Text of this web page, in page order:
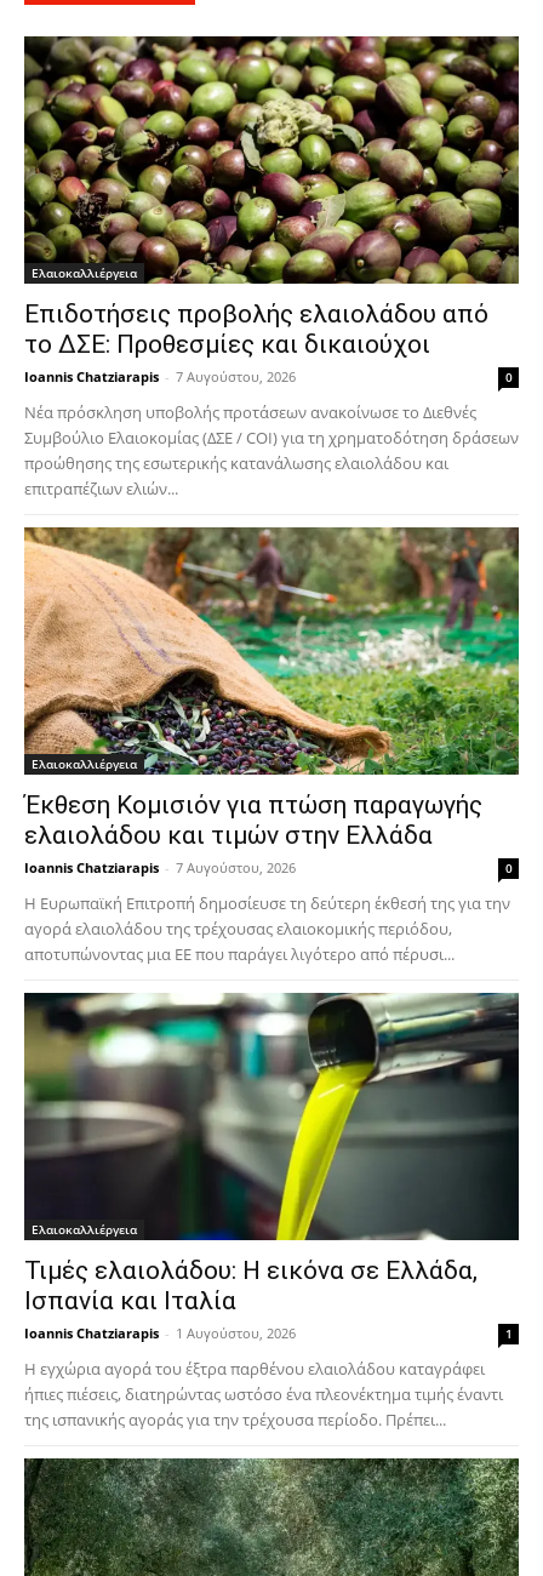
Ελαιοκαλλιέργεια
Επιδοτήσεις προβολής ελαιολάδου από
το ΔΣΕ: Προθεσμίες και δικαιούχοι
Ioannis Chatziarapis - 7 Αυγούστου, 2026 0
Νέα πρόσκληση υποβολής προτάσεων ανακοίνωσε το Διεθνές
Συμβούλιο Ελαιοκομίας (ΔΣΕ / COI) για τη χρηματοδότηση δράσεων
προώθησης της εσωτερικής κατανάλωσης ελαιολάδου και
επιτραπέζιων ελιών...
Ελαιοκαλλιέργεια
Έκθεση Κομισιόν για πτώση παραγωγής
ελαιολάδου και τιμών στην Ελλάδα
Ioannis Chatziarapis - 7 Αυγούστου, 2026 0
Η Ευρωπαϊκή Επιτροπή δημοσίευσε τη δεύτερη έκθεσή της για την
αγορά ελαιολάδου της τρέχουσας ελαιοκομικής περιόδου,
αποτυπώνοντας μια ΕΕ που παράγει λιγότερο από πέρυσι...
Ελαιοκαλλιέργεια
Τιμές ελαιολάδου: Η εικόνα σε Ελλάδα,
Ισπανία και Ιταλία
Ioannis Chatziarapis - 1 Αυγούστου, 2026 1
Η εγχώρια αγορά του έξτρα παρθένου ελαιολάδου καταγράφει
ήπιες πιέσεις, διατηρώντας ωστόσο ένα πλεονέκτημα τιμής έναντι
της ισπανικής αγοράς για την τρέχουσα περίοδο. Πρέπει...